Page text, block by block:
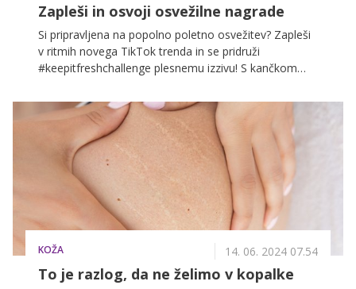
Zapleši in osvoji osvežilne nagrade
Si pripravljena na popolno poletno osvežitev? Zapleši
v ritmih novega TikTok trenda in se pridruži
#keepitfreshchallenge plesnemu izzivu! S kančkom
osvojiš popolni paket svežine za vsak trenutek dneva!
KOŽA 14. 06. 2024 07.54
To je razlog, da ne želimo v kopalke